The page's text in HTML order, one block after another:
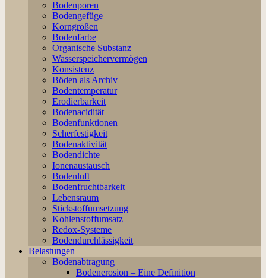
Bodenporen
Bodengefüge
Korngrößen
Bodenfarbe
Organische Substanz
Wasserspeichervermögen
Konsistenz
Böden als Archiv
Bodentemperatur
Erodierbarkeit
Bodenacidität
Bodenfunktionen
Scherfestigkeit
Bodenaktivität
Bodendichte
Ionenaustausch
Bodenluft
Bodenfruchtbarkeit
Lebensraum
Stickstoffumsetzung
Kohlenstoffumsatz
Redox-Systeme
Bodendurchlässigkeit
Belastungen
Bodenabtragung
Bodenerosion – Eine Definition